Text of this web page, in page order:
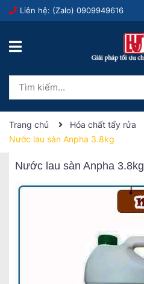
Liên hệ: (Zalo) 0909949616
Trang chủ
Hóa chất tẩy rửa
Nước lau sàn Anpha 3.8kg
Nước lau sàn Anpha 3.8kg